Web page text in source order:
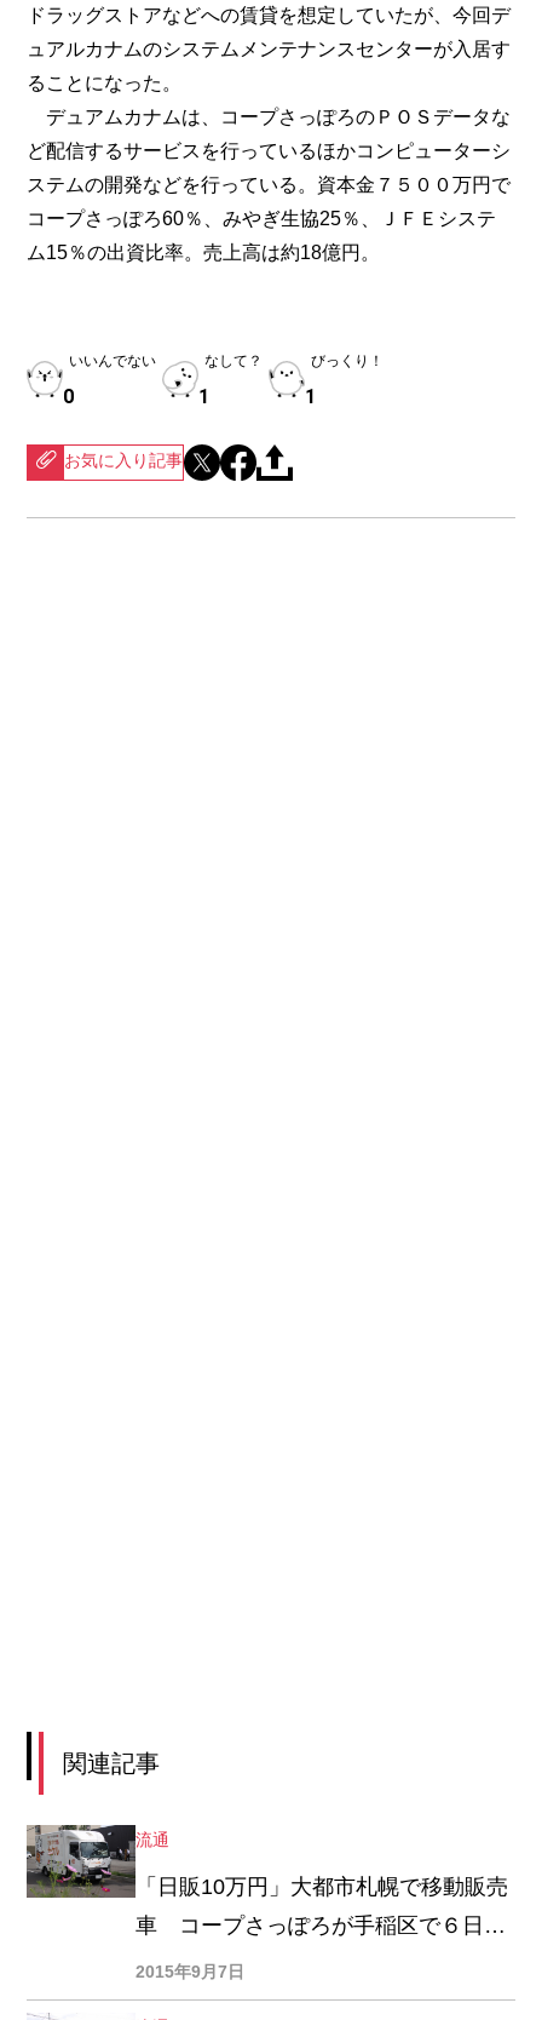
ドラッグストアなどへの賃貸を想定していたが、今回デ
ュアルカナムのシステムメンテナンスセンターが入居す
ることになった。
デュアムカナムは、コープさっぽろのＰＯＳデータな
ど配信するサービスを行っているほかコンピューターシ
ステムの開発などを行っている。資本金７５００万円で
コープさっぽろ60％、みやぎ生協25％、ＪＦＥシステ
ム15％の出資比率。売上高は約18億円。
いいんでない
0
なして？
1
びっくり！
1
お気に入り記事
関連記事
流通
「日販10万円」大都市札幌で移動販売
車 コープさっぽろが手稲区で６日か
らゴー
2015年9月7日